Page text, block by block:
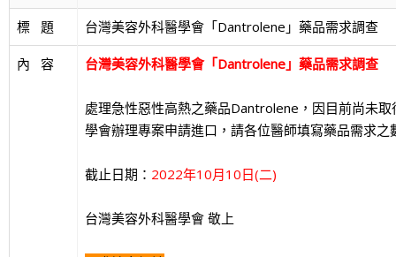
標   題 台灣美容外科醫學會「Dantrolene」藥品需求調查
內   容 台灣美容外科醫學會「Dantrolene」藥品需求調查
處理急性惡性高熱之藥品Dantrolene，因目前尚未
學會辦理專案申請進口，請各位醫師填寫藥品需求
截止日期： 2022年10月10日(二)
台灣美容外科醫學會 敬上